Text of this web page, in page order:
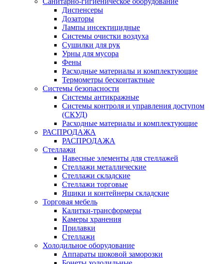
Диспенсеры
Дозаторы
Лампы инсектицидные
Системы очистки воздуха
Сушилки для рук
Урны для мусора
Фены
Расходные материалы и комплектующие
Термометры бесконтактные
Системы безопасности
Системы антикражные
Системы контроля и управления доступом
(СКУД)
Расходные материалы и комплектующие
РАСПРОДАЖА
РАСПРОДАЖА
Стеллажи
Навесные элементы для стеллажей
Стеллажи металлические
Стеллажи складские
Стеллажи торговые
Ящики и контейнеры складские
Торговая мебель
Калитки-трансформеры
Камеры хранения
Прилавки
Стеллажи
Холодильное оборудование
Аппараты шоковой заморозки